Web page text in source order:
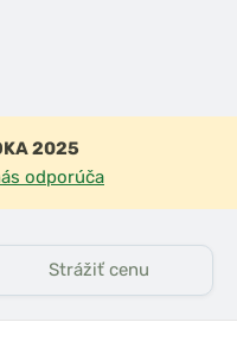
2025
odporúča
Strážiť cenu